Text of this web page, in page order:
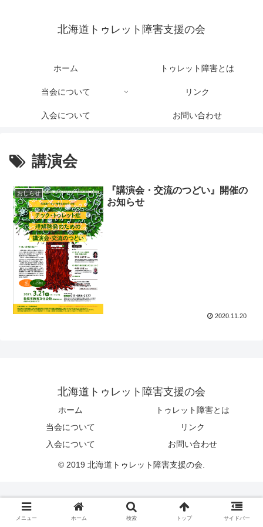
北海道トゥレット障害支援の会
ホーム トゥレット障害とは
当会について リンク
入会について お問い合わせ
講演会
おしらせ
『講演会・交流のつどい』開催の
お知らせ
2020.11.20
北海道トゥレット障害支援の会
ホーム
トゥレット障害とは
当会について
リンク
入会について
お問い合わせ
© 2019 北海道トゥレット障害支援の会.
メニュー ホーム 検索 トップ サイドバー